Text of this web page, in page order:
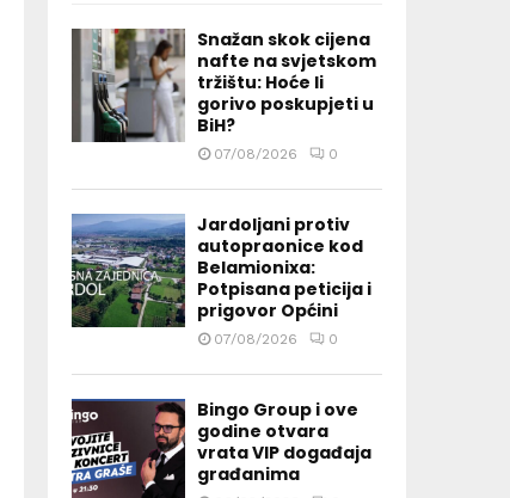
Snažan skok cijena
nafte na svjetskom
tržištu: Hoće li
gorivo poskupjeti u
BiH?
07/08/2026 0
Jardoljani protiv
autopraonice kod
Belamionixa:
Potpisana peticija i
prigovor Općini
07/08/2026 0
Bingo Group i ove
godine otvara
vrata VIP događaja
građanima